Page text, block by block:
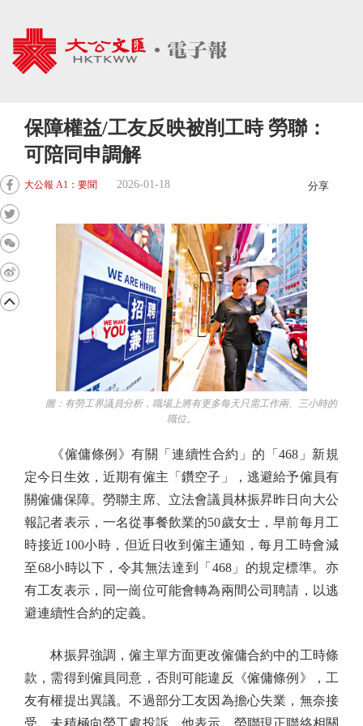
保障權益/工友反映被削工時 勞聯：
可陪同申調解
大公報 A1：要聞 2026-01-18 分享
圖：有勞工界議員分析，職場上將有更多每天只需工作兩、三小時的
職位。
《僱傭條例》有關「連續性合約」的「468」新規
定今日生效，近期有僱主「鑽空子」，逃避給予僱員有
關僱傭保障。勞聯主席、立法會議員林振昇昨日向大公
報記者表示，一名從事餐飲業的50歲女士，早前每月工
時接近100小時，但近日收到僱主通知，每月工時會減
至68小時以下，令其無法達到「468」的規定標準。亦
有工友表示，同一崗位可能會轉為兩間公司聘請，以逃
避連續性合約的定義。
林振昇強調，僱主單方面更改僱傭合約中的工時條
款，需得到僱員同意，否則可能違反《僱傭條例》，工
友有權提出異議。不過部分工友因為擔心失業，無奈接